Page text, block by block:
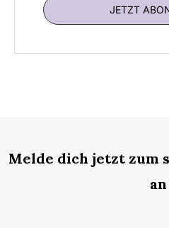
JETZT
Melde dich jetzt zum
an